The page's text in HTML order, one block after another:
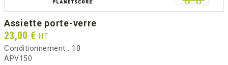
assiette porte-verre
Prix
23,00 € HT
Conditionnement : 10
APV150